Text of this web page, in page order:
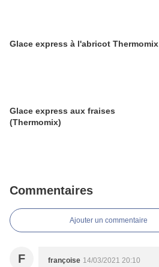
Glace express à l'abricot Thermomix
Glace express aux fraises
(Thermomix)
Commentaires
Ajouter un commentaire
F françoise 14/03/2021 20:10